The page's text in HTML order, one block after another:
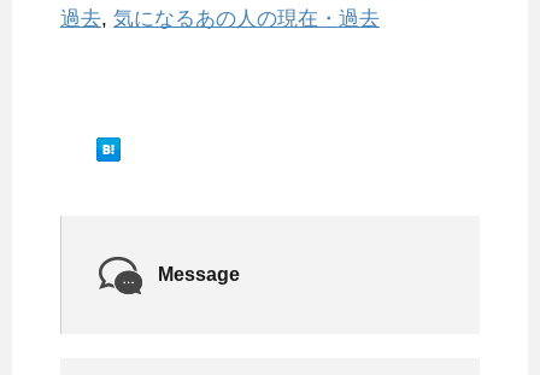
過去, 気になるあの人の現在・過去
Message